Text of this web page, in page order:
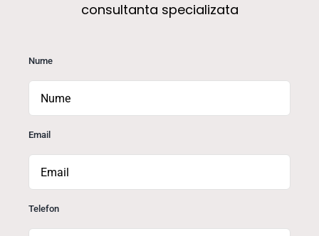
consultanta specializata
Nume
Email
Telefon